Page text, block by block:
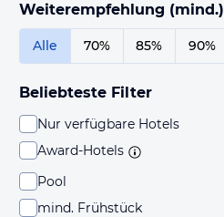
Weiterempfehlung (mind.)
Alle 70% 85% 90%
Beliebteste Filter
Nur verfügbare Hotels
Award-Hotels
Pool
mind. Frühstück